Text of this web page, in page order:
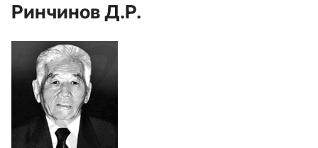
Ринчинов Д.Р.